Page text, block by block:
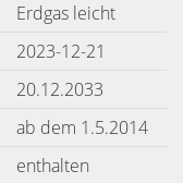
Erdgas leicht
2023-12-21
20.12.2033
ab dem 1.5.2014
enthalten